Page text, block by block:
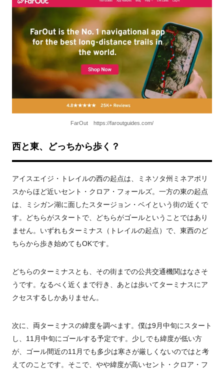
FarOut https://faroutguides.com/
西と東、どっちから歩く？
アイスエイジ・トレイルの西の起点は、ミネソタ州ミネアポリ
スからほど近いセント・クロア・フォールズ。一方の東の起点
は、ミシガン湖に面したスタージョン・ベイという街の近くで
す。どちらがスタートで、どちらがゴールということではあり
ません。いずれもターミナス（トレイルの起点）で、東西のど
ちらから歩き始めてもOKです。
どちらのターミナスとも、その街までの公共交通機関はなさそ
うです。なるべく近くまで行き、あとは歩いてターミナスにア
クセスするしかありません。
次に、両ターミナスの緯度を調べます。僕は9月中旬にスタート
し、11月中旬にゴールする予定です。少しでも緯度が低い方
が、ゴール間近の11月でも多少は寒さが厳しくないのではと考
えてのことです。そこで、やや緯度が高いセント・クロア・フ